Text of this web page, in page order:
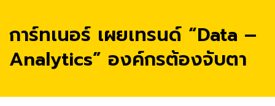
การ์ทเนอร์ เผยเทรนด์ “Data –
Analytics” องค์กรต้องจับตา